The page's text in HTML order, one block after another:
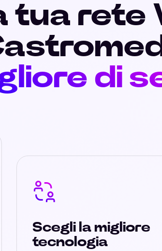
tua rete
di
Scegli la migliore
tecnologia